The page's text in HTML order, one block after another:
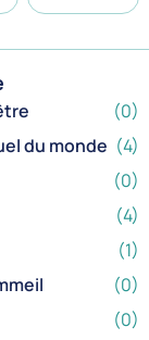
(0)
du monde (4)
(0)
(4)
(1)
(0)
(0)